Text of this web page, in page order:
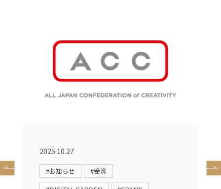
2025.10.27
#お知らせ
#受賞